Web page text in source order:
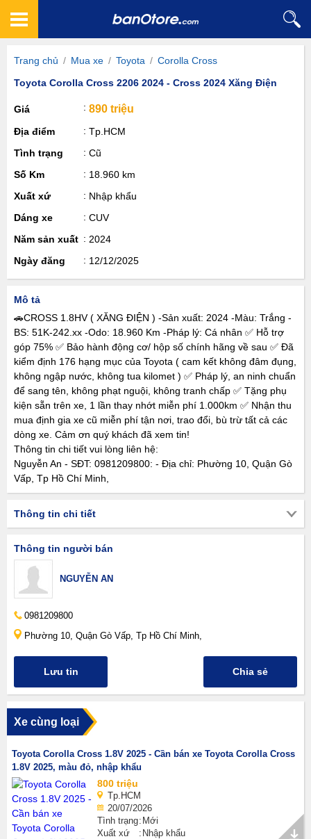
Trang chủ / Mua xe / Toyota / Corolla Cross
Toyota Corolla Cross 2206 2024 - Cross 2024 Xăng Điện
Giá 890 triệu
Địa điểm
Tp.HCM
Tình trạng
Cũ
Số Km
18.960 km
Xuất xứ
Nhập khẩu
Dáng xe
CUV
Năm sản xuất
2024
Ngày đăng
12/12/2025
Mô tả
🚗CROSS 1.8HV ( XĂNG ĐIỆN ) -Sản xuất: 2024 -Màu: Trắng -
BS: 51K-242.xx -Odo: 18.960 Km -Pháp lý: Cá nhân ✅ Hỗ trợ
góp 75% ✅ Bảo hành động cơ/ hộp số chính hãng về sau ✅ Đã
kiểm định 176 hạng mục của Toyota ( cam kết không đâm đụng,
không ngập nước, không tua kilomet ) ✅ Pháp lý, an ninh chuẩn
để sang tên, không phạt nguội, không tranh chấp ✅ Tặng phụ
kiện sẵn trên xe, 1 lần thay nhớt miễn phí 1.000km ✅ Nhận thu
mua định gia xe cũ miễn phí tận nơi, trao đổi, bù trừ tất cả các
dòng xe. Cảm ơn quý khách đã xem tin!
Thông tin chi tiết vui lòng liên hệ:
Nguyễn An - SĐT: 0981209800: - Địa chỉ: Phường 10, Quận Gò
Vấp, Tp Hồ Chí Minh,
Thông tin chi tiết
Thông tin người bán
NGUYỄN AN
0981209800
Phường 10, Quận Gò Vấp, Tp Hồ Chí Minh,
Lưu tin Chia sẻ
Xe cùng loại
Toyota Corolla Cross 1.8V 2025 - Cần bán xe Toyota Corolla Cross
1.8V 2025, màu đỏ, nhập khẩu
800 triệu
Tp.HCM
20/07/2026
Tình trạng Mới
Xuất xứ
Nhập khẩu